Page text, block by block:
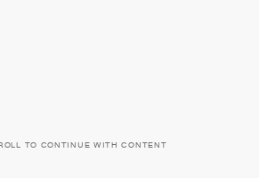
TO CONTINUE WITH CONTENT